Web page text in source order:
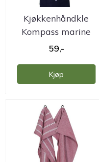
Kjøkkenhåndkle
Kompass marine
45x60 cm. ...
59,-
Kjøp